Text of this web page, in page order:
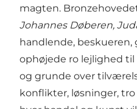
magten.
Johannes Døberen,
handlende, beskueren,
ophøjede ro lejlighed
og grunde over
konflikter, løsninger,